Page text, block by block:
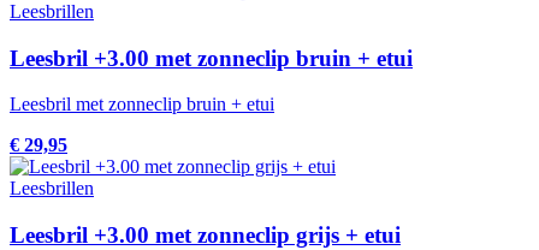
Leesbrillen
Leesbril +3.00 met zonneclip bruin + etui
Leesbril met zonneclip bruin + etui
€ 29,95
Leesbrillen
Leesbril +3.00 met zonneclip grijs + etui